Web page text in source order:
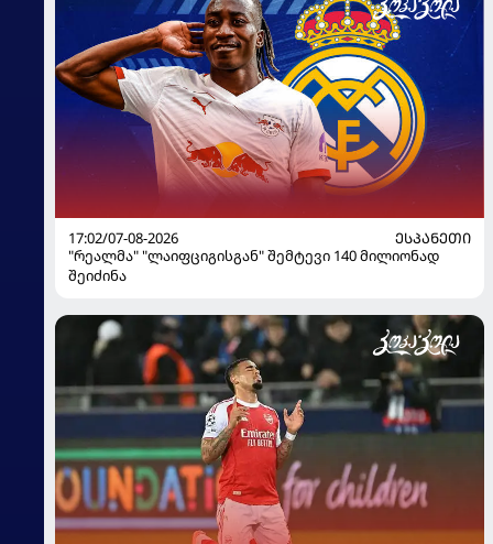
17:02/07-08-2026
ᲔᲡᲞᲐᲜᲔᲗᲘ
"რეალმა" "ლაიფციგისგან" შემტევი 140 მილიონად
შეიძინა